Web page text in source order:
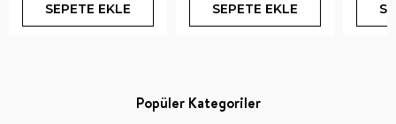
SEPETE EKLE SEPETE EKLE
Popüler Kategoriler